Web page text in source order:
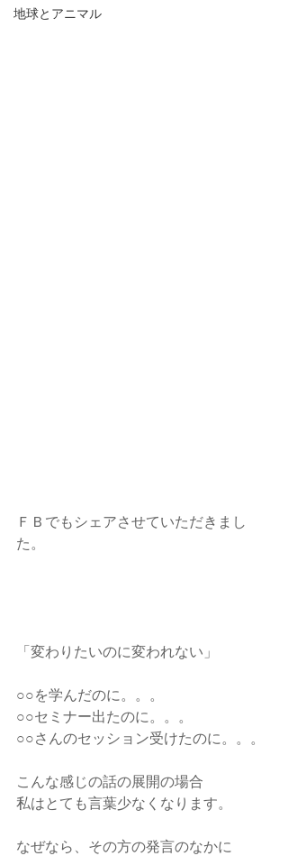
地球とアニマル
ＦＢでもシェアさせていただきまし
た。
「変わりたいのに変われない」
○○を学んだのに。。。
○○セミナー出たのに。。。
○○さんのセッション受けたのに。。。
こんな感じの話の展開の場合
私はとても言葉少なくなります。
なぜなら、その方の発言のなかに